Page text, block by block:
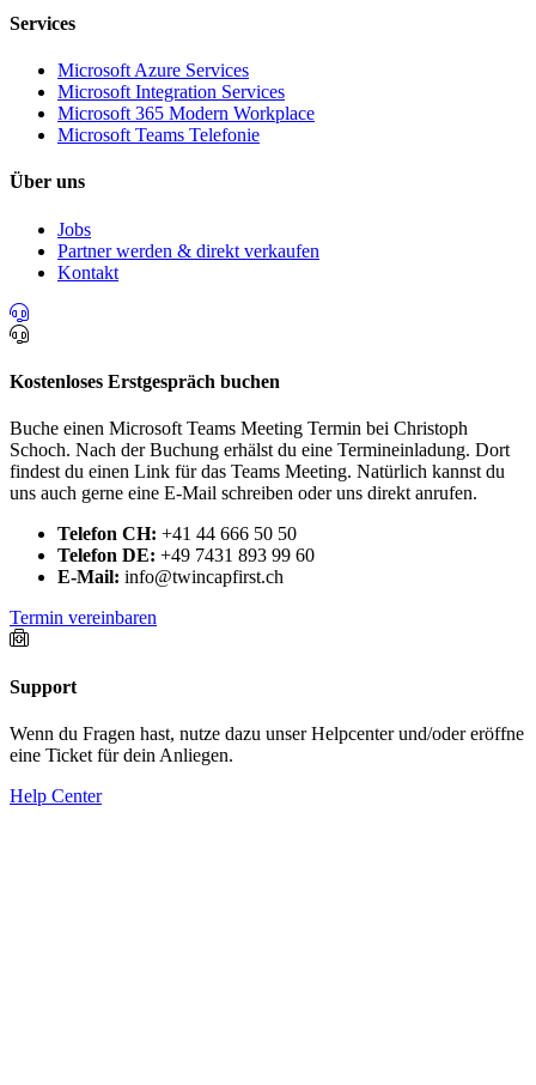
Services
Microsoft Azure Services
Microsoft Integration Services
Microsoft 365 Modern Workplace
Microsoft Teams Telefonie
Über uns
Jobs
Partner werden & direkt verkaufen
Kontakt
Kostenloses Erstgespräch buchen
Buche einen Microsoft Teams Meeting Termin bei Christoph
Schoch. Nach der Buchung erhälst du eine Termineinladung. Dort
findest du einen Link für das Teams Meeting. Natürlich kannst du
uns auch gerne eine E-Mail schreiben oder uns direkt anrufen.
Telefon CH: +41 44 666 50 50
Telefon DE: +49 7431 893 99 60
E-Mail: info@twincapfirst.ch
Termin vereinbaren
Support
Wenn du Fragen hast, nutze dazu unser Helpcenter und/oder eröffne
eine Ticket für dein Anliegen.
Help Center